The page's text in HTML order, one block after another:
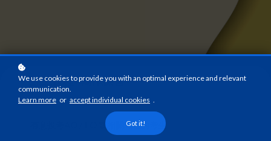
線上課程+寫作練習
有意投考AO / EO 或相關職位的考生
We use cookies to provide you with an optimal experience and relevant
communication.
Learn more or accept individual cookies .
Got it!